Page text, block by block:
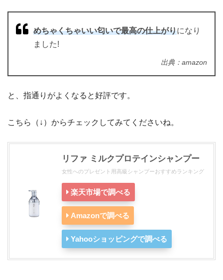
めちゃくちゃいい匂いで最高の仕上がりになり
ました!
出典：amazon
と、指通りがよくなると好評です。
こちら（↓）からチェックしてみてくださいね。
リファ ミルクプロテインシャンプー
女性へのプレゼント用高級シャンプーおすすめランキング
楽天市場で調べる
Amazonで調べる
Yahooショッピングで調べる